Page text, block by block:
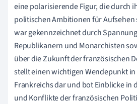
eine polarisierende Figur, die durch
politischen Ambitionen für Aufsehen
war gekennzeichnet durch
Republikanern und Monarchisten
über die Zukunft der französischen
stellt einen wichtigen Wendepunkt
Frankreichs dar und bot Einblicke in
und Konflikte der französischen